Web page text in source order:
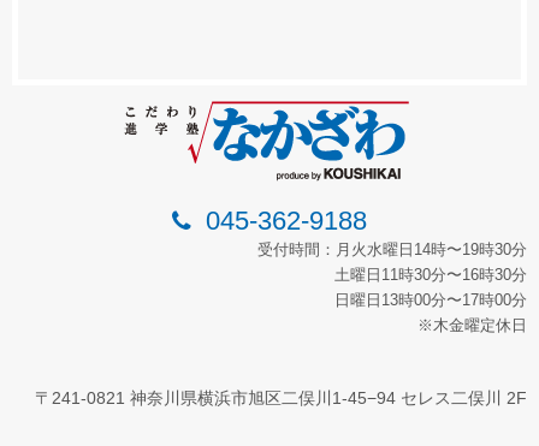
045-362-9188
受付時間：月火水曜日14時〜19時30分
土曜日11時30分〜16時30分
日曜日13時00分〜17時00分
※木金曜定休日
〒241-0821 神奈川県横浜市旭区二俣川1-45−94 セレス二俣川 2F